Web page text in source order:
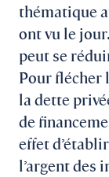
thématique
ont vu le
peut se
Pour flécher
la dette
de
effet
l’argent des